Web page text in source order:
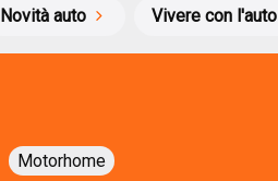
Novità auto Vivere con l'auto
Motorhome